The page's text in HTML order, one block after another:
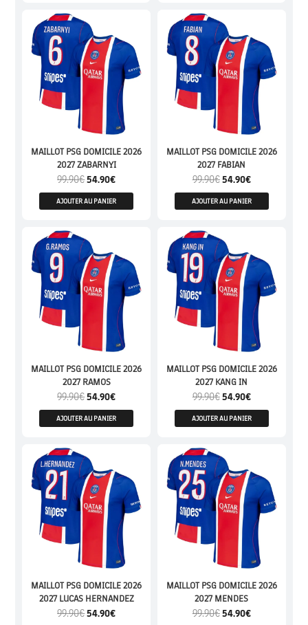
MAILLOT PSG DOMICILE 2026
2027 ZABARNYI
99.90€54.90€
AJOUTER AU PANIER
MAILLOT PSG DOMICILE 2026
2027 FABIAN
99.90€54.90€
AJOUTER AU PANIER
MAILLOT PSG DOMICILE 2026
2027 RAMOS
99.90€54.90€
AJOUTER AU PANIER
MAILLOT PSG DOMICILE 2026
2027 KANG IN
99.90€54.90€
AJOUTER AU PANIER
MAILLOT PSG DOMICILE 2026
2027 LUCAS HERNANDEZ
99.90€54.90€
MAILLOT PSG DOMICILE 2026
2027 MENDES
99.90€54.90€